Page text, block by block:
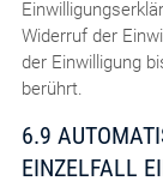
Widerruf der
der Einwilligung
berührt.
6.9
EINZELFALL